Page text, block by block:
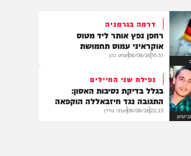
דרמה בגרמניה
רחפן נפץ אותר ליד מטוס
אוקראיני עמוס תחמושת
06/08/26 יצחק כהן
נפילת שני החיילים
בגלל בדיקת נסיבות האסון:
התגובה נגד חיזבאללה הוקפאה
22:23